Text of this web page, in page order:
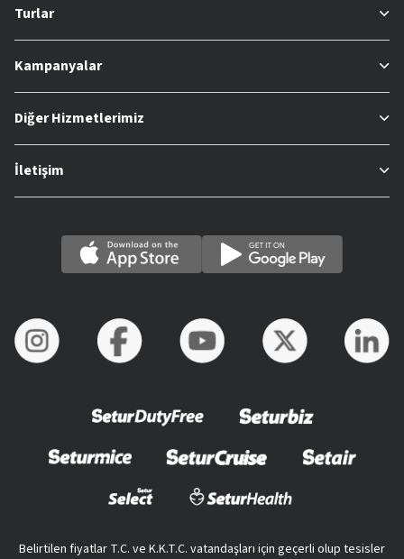
Turlar
Kampanyalar
Diğer Hizmetlerimiz
İletişim
Belirtilen fiyatlar T.C. ve K.K.T.C. vatandaşları için geçerli olup tesisler